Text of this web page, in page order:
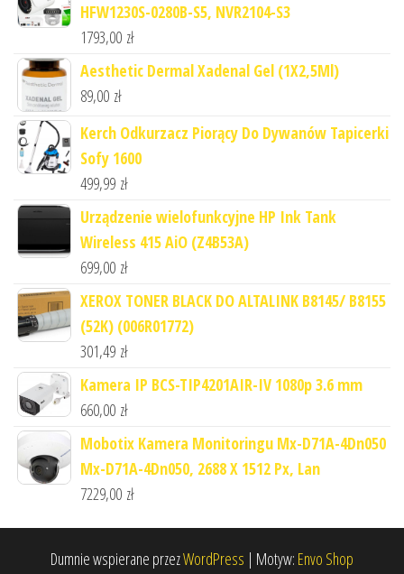
HFW1230S-0280B-S5, NVR2104-S3
1793,00 zł
Aesthetic Dermal Xadenal Gel (1X2,5Ml)
89,00 zł
Kerch Odkurzacz Piorący Do Dywanów Tapicerki
Sofy 1600
499,99 zł
Urządzenie wielofunkcyjne HP Ink Tank
Wireless 415 AiO (Z4B53A)
699,00 zł
XEROX TONER BLACK DO ALTALINK B8145/ B8155
(52K) (006R01772)
301,49 zł
Kamera IP BCS-TIP4201AIR-IV 1080p 3.6 mm
660,00 zł
Mobotix Kamera Monitoringu Mx-D71A-4Dn050
Mx-D71A-4Dn050, 2688 X 1512 Px, Lan
7229,00 zł
Dumnie wspierane przezWordPress | Motyw: Envo Shop